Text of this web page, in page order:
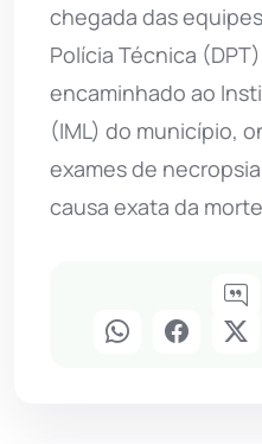
chegada das
Polícia Técnica
encaminhado ao
(IML) do município,
exames de
causa exata da